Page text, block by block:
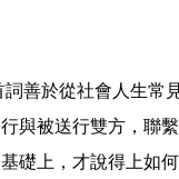
與被送行雙方，聯
礎上，才說得上如